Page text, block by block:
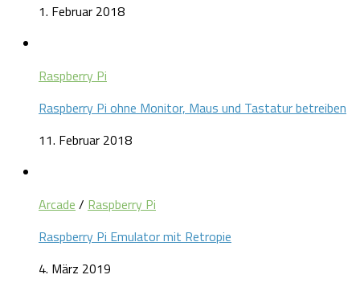
1. Februar 2018
Raspberry Pi
Raspberry Pi ohne Monitor, Maus und Tastatur betreiben
11. Februar 2018
Arcade / Raspberry Pi
Raspberry Pi Emulator mit Retropie
4. März 2019